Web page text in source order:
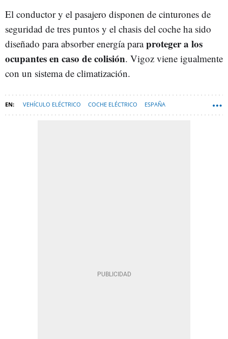
El conductor y el pasajero disponen de cinturones de
seguridad de tres puntos y el chasis del coche ha sido
diseñado para absorber energía paraproteger a los
ocupantes en caso de colisión. Vigoz viene igualmente
con un sistema de climatización.
VEHÍCULO ELÉCTRICO COCHE ELÉCTRICO ESPAÑA